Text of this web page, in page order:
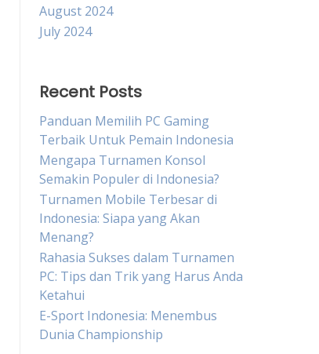
August 2024
July 2024
Recent Posts
Panduan Memilih PC Gaming
Terbaik Untuk Pemain Indonesia
Mengapa Turnamen Konsol
Semakin Populer di Indonesia?
Turnamen Mobile Terbesar di
Indonesia: Siapa yang Akan
Menang?
Rahasia Sukses dalam Turnamen
PC: Tips dan Trik yang Harus Anda
Ketahui
E-Sport Indonesia: Menembus
Dunia Championship